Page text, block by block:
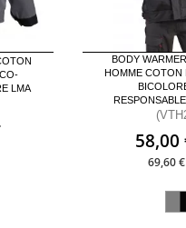
LMA
BODY
HOMME COTON
58,00
69,60